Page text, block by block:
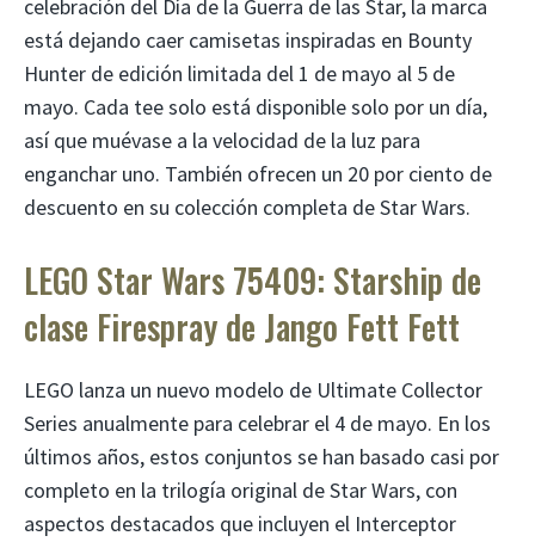
celebración del Día de la Guerra de las Star, la marca
está dejando caer camisetas inspiradas en Bounty
Hunter de edición limitada del 1 de mayo al 5 de
mayo. Cada tee solo está disponible solo por un día,
así que muévase a la velocidad de la luz para
enganchar uno. También ofrecen un 20 por ciento de
descuento en su colección completa de Star Wars.
LEGO Star Wars 75409: Starship de
clase Firespray de Jango Fett Fett
LEGO lanza un nuevo modelo de Ultimate Collector
Series anualmente para celebrar el 4 de mayo. En los
últimos años, estos conjuntos se han basado casi por
completo en la trilogía original de Star Wars, con
aspectos destacados que incluyen el Interceptor